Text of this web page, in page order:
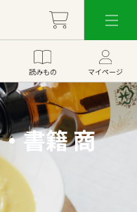
読みもの マイページ
書籍 商